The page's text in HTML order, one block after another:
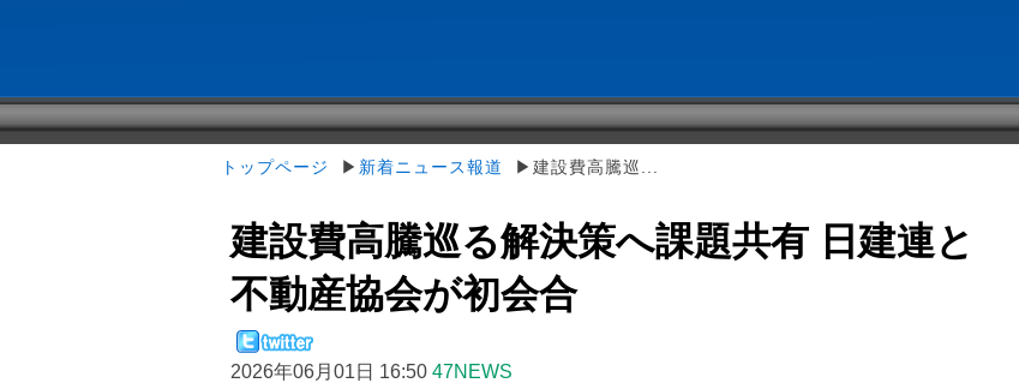
トップページ ▶ 新着ニュース報道 ▶建設費高騰巡...
建設費高騰巡る解決策へ課題共有 日建連と
不動産協会が初会合
2026年06月01日 16:50 47NEWS